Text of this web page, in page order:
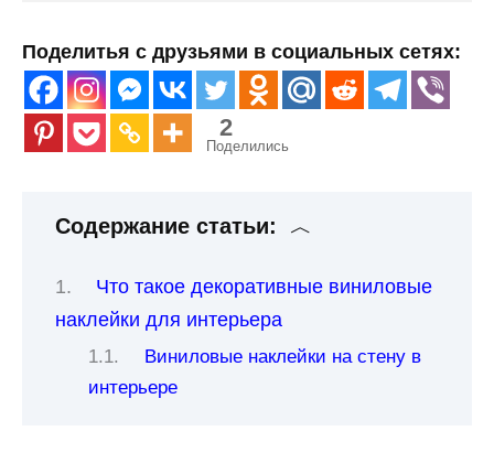
Поделитья с друзьями в социальных сетях:
2
Поделились
Содержание статьи:
Что такое декоративные виниловые
наклейки для интерьера
Виниловые наклейки на стену в
интерьере